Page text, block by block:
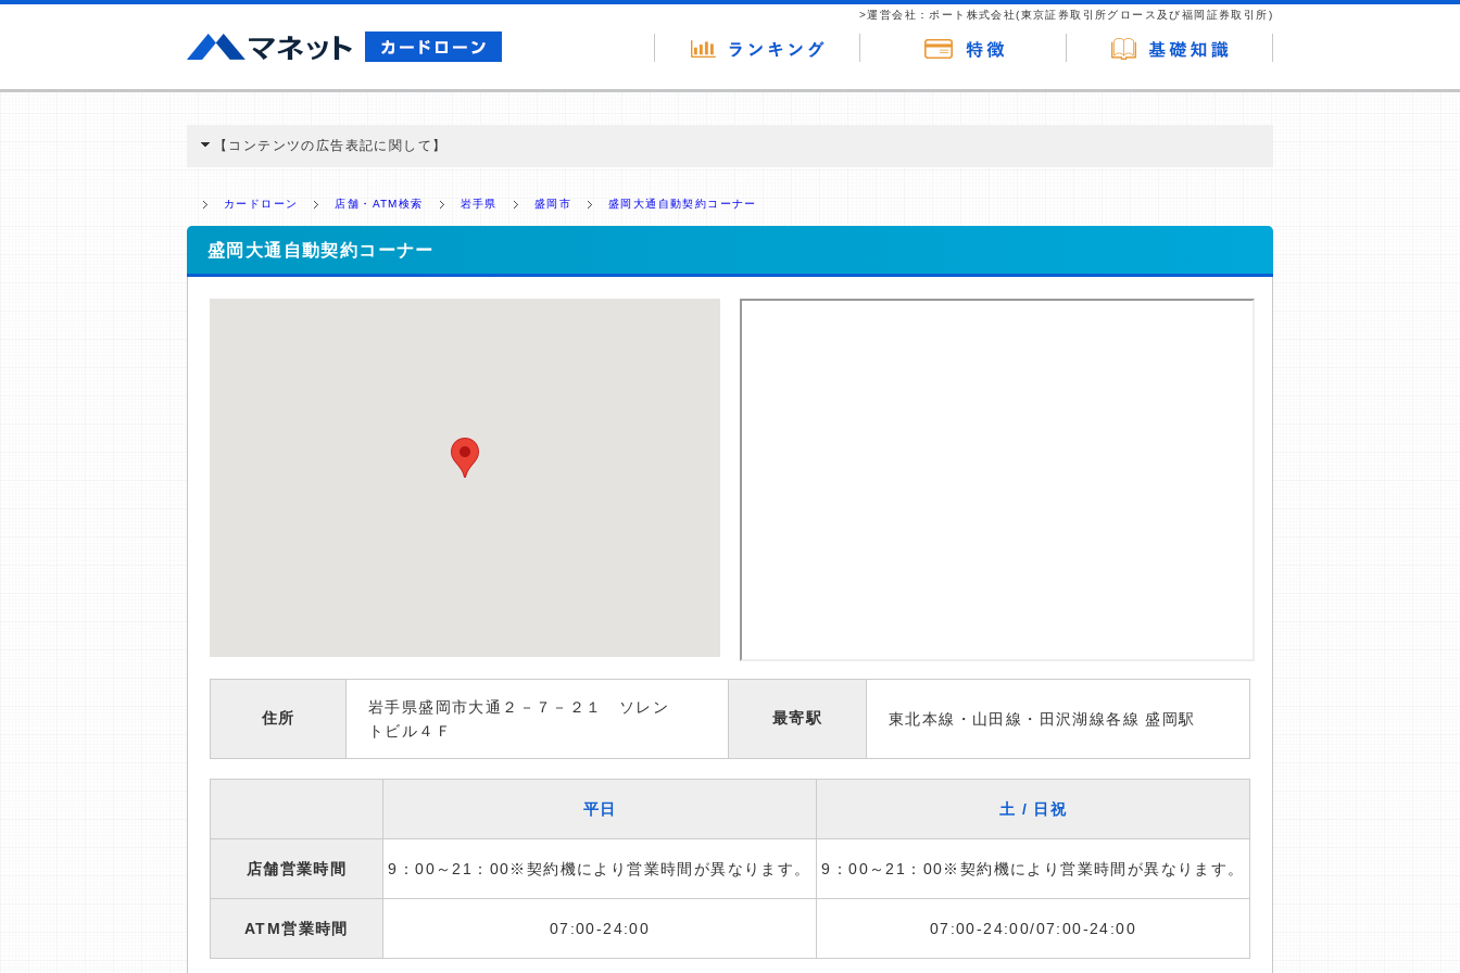
>運営会社：ポート株式会社(東京証券取引所グロース及び福岡証券取引所)
【コンテンツの広告表記に関して】
ミ収集などに基づき、公平性を担保した情報提供を行っています。
>提携企業一覧
カードローン 店舗・ATM検索 岩手県 盛岡市 盛岡大通自動契約コーナー
盛岡大通自動契約コーナー
住所
岩手県盛岡市大通２－７－２１ ソレン
トビル４Ｆ
最寄駅 東北本線・山田線・田沢湖線各線 盛岡駅
平日 土 / 日祝
店舗営業時間 9：00～21：00※契約機により営業時間が異なります。 9：00～21：00※契約機により営業時間が異なります。
ATM営業時間 07:00-24:00 07:00-24:00/07:00-24:00